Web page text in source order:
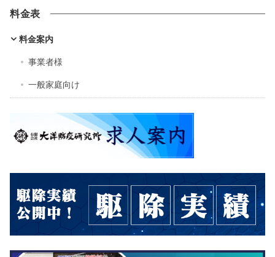
料金表
料金案内
事業者様
一般家庭向け